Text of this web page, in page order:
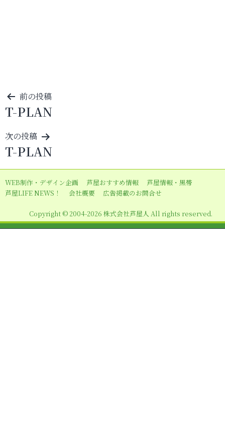
投
稿
ナ
ビ
ゲ
ー
シ
ン
前の投稿
T-PLAN
次の投稿
T-PLAN
WEB制作・デザイン企画 芦屋おすすめ情報
芦屋情報・黒帯
芦屋LIFE NEWS！
会社概要 広告掲載のお問合せ
Copyright © 2004-2026 株式会社芦屋人 All rights reserved.